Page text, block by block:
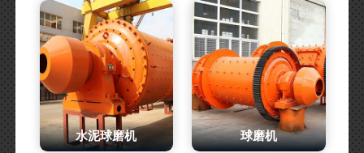
水泥球磨机 球磨机